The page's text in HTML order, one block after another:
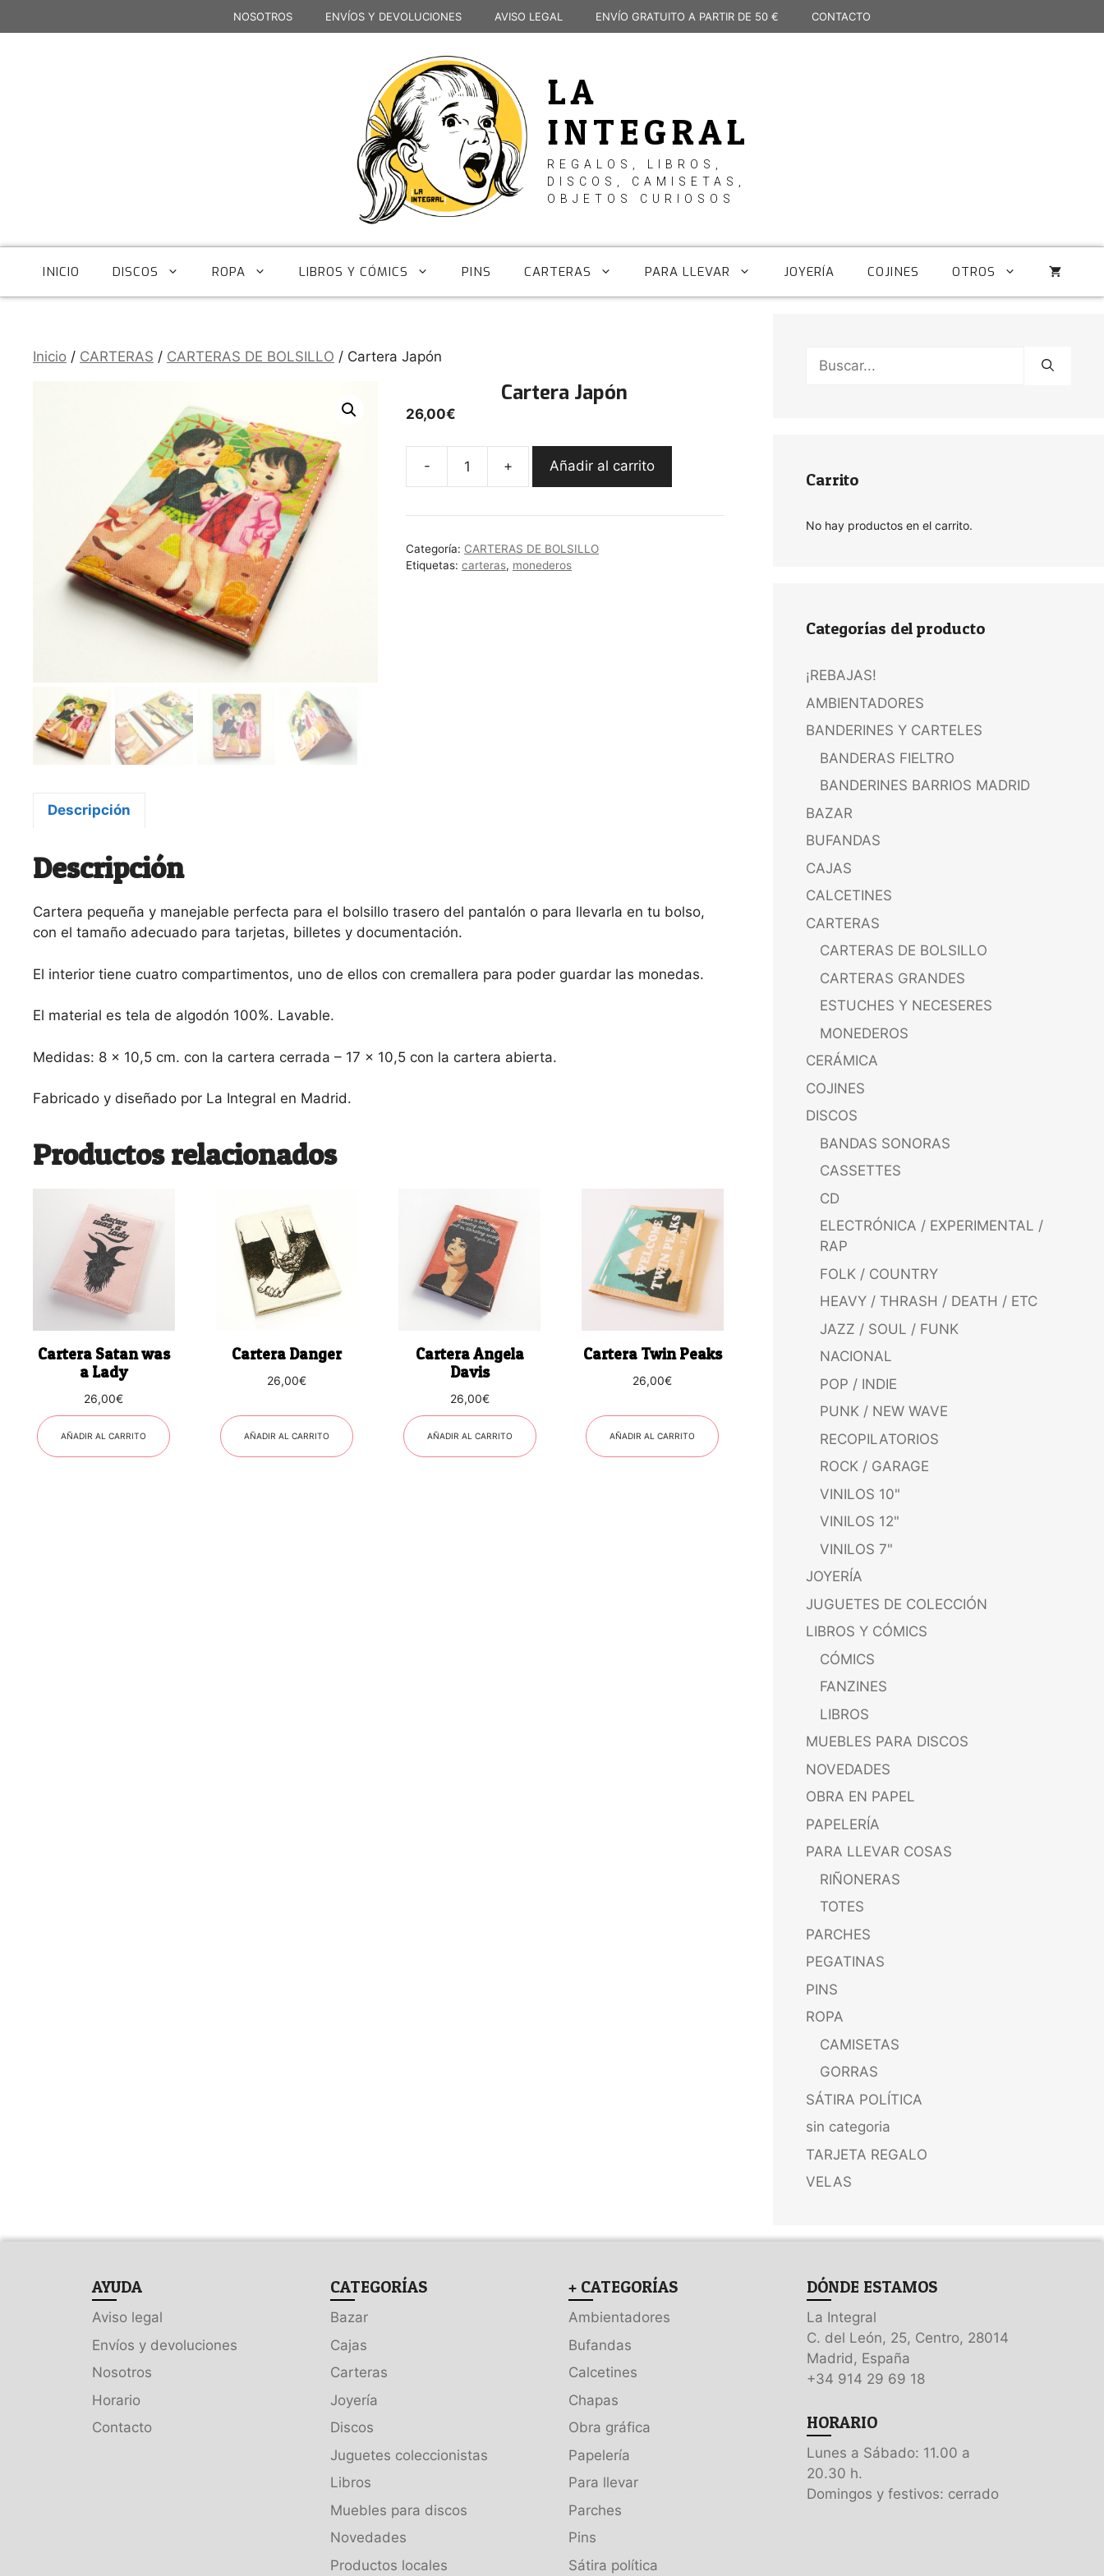
al
NOSOTROS ENVÍOS Y DEVOLUCIONES AVISO LEGAL ENVÍO GRATUITO A PARTIR DE 50 € CONTACTO
LA
INTEGRAL
REGALOS, LIBROS,
DISCOS, CAMISETAS,
OBJETOS CURIOSOS
INICIO DISCOS ROPA LIBROS Y CÓMICS PINS CARTERAS PARA LLEVAR JOYERÍA COJINES OTROS
Inicio / CARTERAS / CARTERAS DE BOLSILLO / Cartera Japón
Cartera Japón
26,00€
-
cantidad
+ Añadir al carrito
Categoría: CARTERAS DE BOLSILLO
Etiquetas:carteras, monederos
Descripción
Descripción
Cartera pequeña y manejable perfecta para el bolsillo trasero del pantalón o para llevarla en tu bolso,
con el tamaño adecuado para tarjetas, billetes y documentación.
El interior tiene cuatro compartimentos, uno de ellos con cremallera para poder guardar las monedas.
El material es tela de algodón 100%. Lavable.
Medidas: 8 x 10,5 cm. con la cartera cerrada – 17 x 10,5 con la cartera abierta.
Fabricado y diseñado por La Integral en Madrid.
Productos relacionados
Cartera Satan was
a Lady
26,00€
AÑADIR AL CARRITO
Cartera Danger
26,00€
AÑADIR AL CARRITO
Cartera Angela
Davis
26,00€
AÑADIR AL CARRITO
Cartera Twin Peaks
26,00€
AÑADIR AL CARRITO
Buscar:
Carrito
No hay productos en el carrito.
Categorías del producto
¡REBAJAS!
AMBIENTADORES
BANDERINES Y CARTELES
BANDERAS FIELTRO
BANDERINES BARRIOS MADRID
BAZAR
BUFANDAS
CAJAS
CALCETINES
CARTERAS
CARTERAS DE BOLSILLO
CARTERAS GRANDES
ESTUCHES Y NECESERES
MONEDEROS
CERÁMICA
COJINES
DISCOS
BANDAS SONORAS
CASSETTES
CD
ELECTRÓNICA / EXPERIMENTAL /
RAP
FOLK / COUNTRY
HEAVY / THRASH / DEATH / ETC
JAZZ / SOUL / FUNK
NACIONAL
POP / INDIE
PUNK / NEW WAVE
RECOPILATORIOS
ROCK / GARAGE
VINILOS 10"
VINILOS 12"
VINILOS 7"
JOYERÍA
JUGUETES DE COLECCIÓN
LIBROS Y CÓMICS
CÓMICS
FANZINES
LIBROS
MUEBLES PARA DISCOS
NOVEDADES
OBRA EN PAPEL
PAPELERÍA
PARA LLEVAR COSAS
RIÑONERAS
TOTES
PARCHES
PEGATINAS
PINS
ROPA
CAMISETAS
GORRAS
SÁTIRA POLÍTICA
sin categoria
TARJETA REGALO
VELAS
AYUDA
Aviso legal
Envíos y devoluciones
Nosotros
Horario
Contacto
CATEGORÍAS
Bazar
Cajas
Carteras
Joyería
Discos
Juguetes coleccionistas
Libros
Muebles para discos
Novedades
Productos locales
+ CATEGORÍAS
Ambientadores
Bufandas
Calcetines
Chapas
Obra gráfica
Papelería
Para llevar
Parches
Pins
Sátira política
DÓNDE ESTAMOS
La Integral
C. del León, 25, Centro, 28014
Madrid, España
+34 914 29 69 18
HORARIO
Lunes a Sábado: 11.00 a
20.30 h.
Domingos y festivos: cerrado